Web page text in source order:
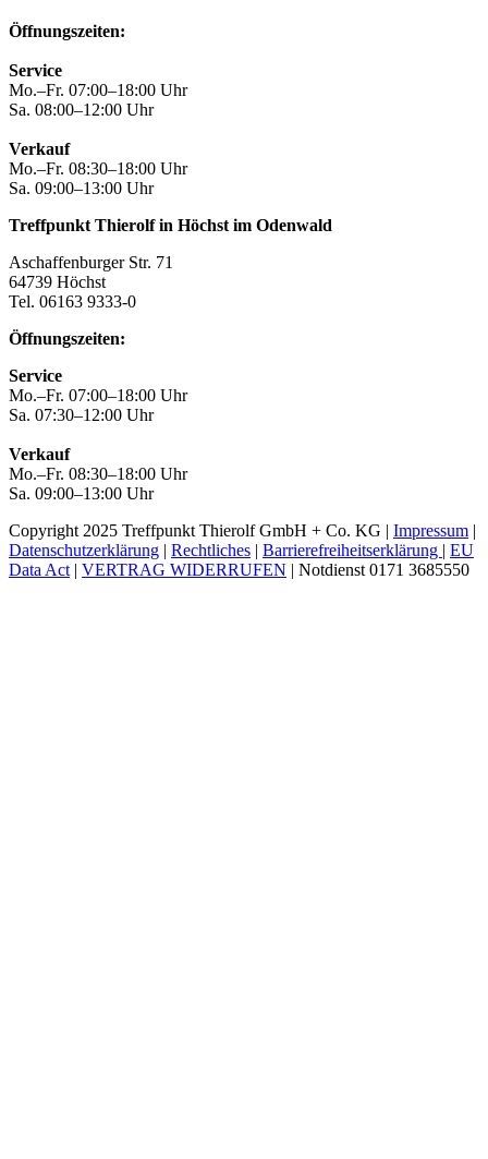
Öffnungszeiten:
Service
Mo.–Fr. 07:00–18:00 Uhr
Sa. 08:00–12:00 Uhr
Verkauf
Mo.–Fr. 08:30–18:00 Uhr
Sa. 09:00–13:00 Uhr
Treffpunkt Thierolf in Höchst im Odenwald
Aschaffenburger Str. 71
64739 Höchst
Tel. 06163 9333-0
Öffnungszeiten:
Service
Mo.–Fr. 07:00–18:00 Uhr
Sa. 07:30–12:00 Uhr
Verkauf
Mo.–Fr. 08:30–18:00 Uhr
Sa. 09:00–13:00 Uhr
Copyright 2025 Treffpunkt Thierolf GmbH + Co. KG | Impressum |
Datenschutzerklärung | Rechtliches | Barrierefreiheitserklärung | EU
Data Act | VERTRAG WIDERRUFEN | Notdienst 0171 3685550